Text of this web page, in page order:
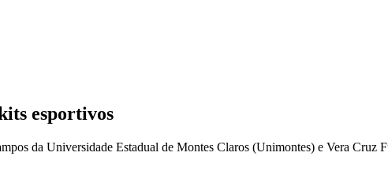
esportivos
da Universidade Estadual de Montes Claros (Unimontes) e Vera Cruz